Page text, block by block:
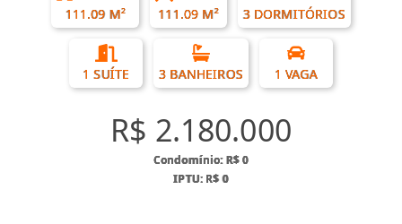
111.09 M² 111.09 M² 3 DORMITÓRIOS
1 SUÍTE 3 BANHEIROS 1 VAGA
R$ 2.180.000
Condomínio: R$ 0
IPTU: R$ 0